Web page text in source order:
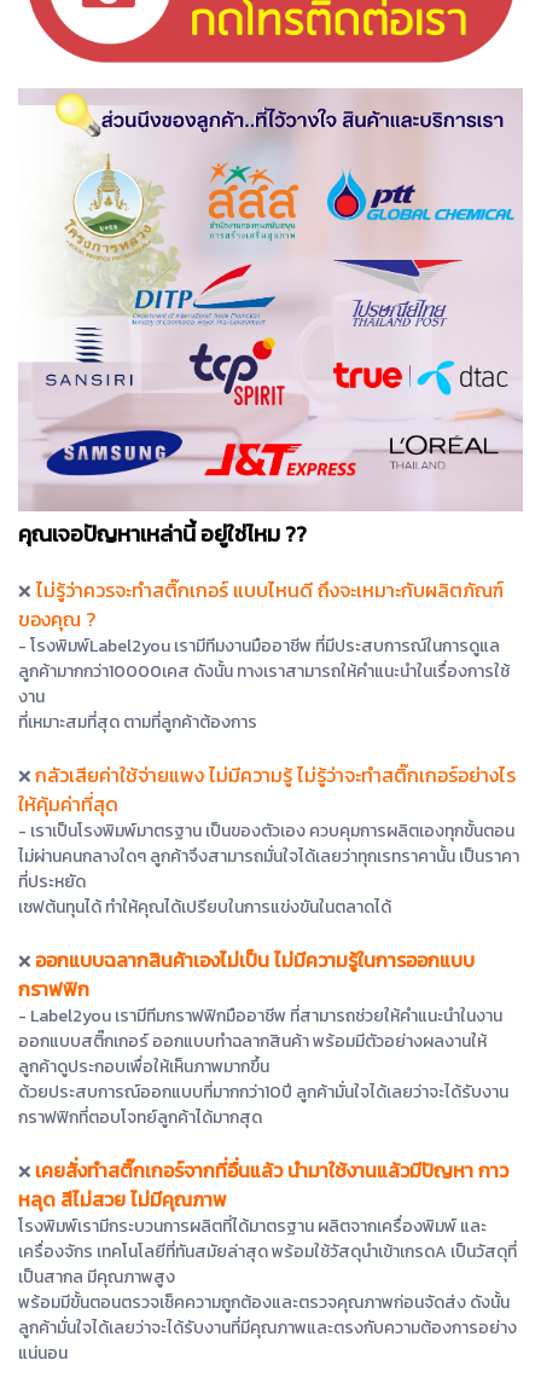
คุณเจอปัญหาเหล่านี้ อยู่ใช่ไหม ??
❌ ไม่รู้ว่าควรจะทำสติ๊กเกอร์ แบบไหนดี ถึงจะเหมาะกับผลิตภัณฑ์
ของคุณ ?
- โรงพิมพ์Label2you เรามีทีมงานมืออาชีพ ที่มีประสบการณ์ในการดูแล
ลูกค้ามากกว่า10000เคส ดังนั้น ทางเราสามารถให้คำแนะนำในเรื่องการใช้
งาน
ที่เหมาะสมที่สุด ตามที่ลูกค้าต้องการ
❌กลัวเสียค่าใช้จ่ายแพง ไม่มีความรู้ ไม่รู้ว่าจะทำสติ๊กเกอร์อย่างไร
ให้คุ้มค่าที่สุด
- เราเป็นโรงพิมพ์มาตรฐาน เป็นของตัวเอง ควบคุมการผลิตเองทุกขั้นตอน
ไม่ผ่านคนกลางใดๆ ลูกค้าจึงสามารถมั่นใจได้เลยว่าทุกเรทราคานั้น เป็นราคา
ที่ประหยัด
เซฟต้นทุนได้ ทำให้คุณได้เปรียบในการแข่งขันในตลาดได้
❌ ออกแบบฉลากสินค้าเองไม่เป็น ไม่มีความรู้ในการออกแบบ
กราฟฟิก
- Label2you เรามีทีมกราฟฟิกมืออาชีพ ที่สามารถช่วยให้คำแนะนำในงาน
ออกแบบสติ๊กเกอร์ ออกแบบทำฉลากสินค้า พร้อมมีตัวอย่างผลงานให้
ลูกค้าดูประกอบเพื่อให้เห็นภาพมากขึ้น
ด้วยประสบการณ์ออกแบบที่มากกว่า10ปี ลูกค้ามั่นใจได้เลยว่าจะได้รับงาน
กราฟฟิกที่ตอบโจทย์ลูกค้าได้มากสุด
❌ เคยสั่งทำสติ๊กเกอร์จากที่อื่นแล้ว นำมาใช้งานแล้วมีปัญหา กาว
หลุด สีไม่สวย ไม่มีคุณภาพ
โรงพิมพ์เรามีกระบวนการผลิตที่ได้มาตรฐาน ผลิตจากเครื่องพิมพ์ และ
เครื่องจักร เทคโนโลยีที่ทันสมัยล่าสุด พร้อมใช้วัสดุนำเข้าเกรดA เป็นวัสดุที่
เป็นสากล มีคุณภาพสูง
พร้อมมีขั้นตอนตรวจเช็คความถูกต้องและตรวจคุณภาพก่อนจัดส่ง ดังนั้น
ลูกค้ามั่นใจได้เลยว่าจะได้รับงานที่มีคุณภาพและตรงกับความต้องการอย่าง
แน่นอน